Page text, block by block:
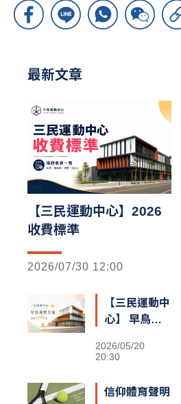
最新文章
【三民運動中心】2026
收費標準
2026/07/30 12:00
【三民運動中
心】 早鳥預
2026/05/20
20:30
信仰體育聲明